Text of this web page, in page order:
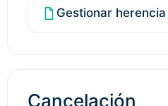
Gestionar herencia
Cancelación